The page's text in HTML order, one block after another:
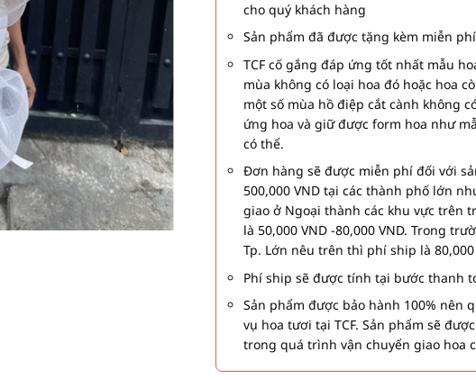
cho quý khách hàng
Sản phẩm đã được tặng kèm miễn
TCF cố gắng đáp ứng tốt nhất mẫu
mùa không có loại hoa đó hoặc hoa
một số mùa hồ điệp cắt cành không
ứng hoa và giữ được form hoa như
có thể.
Đơn hàng sẽ được miễn phí đối với
500,000 VND tại các thành phố lớn
giao ở Ngoại thành các khu vực trên
là 50,000 VND -80,000 VND. Trong
Tp. Lớn nêu trên thì phí ship là 80,000
Phí ship sẽ được tính tại bước thanh
Sản phẩm được bảo hành 100% nên
vụ hoa tươi tại TCF. Sản phẩm sẽ
trong quá trình vận chuyển giao hoa